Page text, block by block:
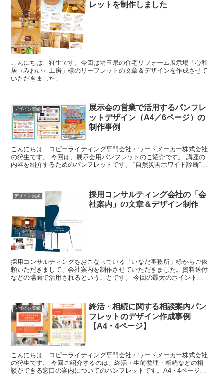
レットを制作しました
こんにちは、狩生です。今回は埼玉県の住宅リフォーム展示場「心和
居（みわい）工房」様のリーフレットの文章＆デザインを作成させて
いただきました。
デザイン実績
展示会の営業で活用するパンフレ
ットデザイン（A4／6ページ）の
制作事例
こんにちは、コピーライティング専門会社・ワードメーカー株式会社
の狩生です。 今回は、展示会用パンフレットのご紹介です。 講座の
内容を紹介するためのパンフレットです。 “自然災害ホワイト診断”と
デザイン実績
採用コンサルティング会社の「会
社案内」の文章＆デザイン制作
採用コンサルティングをおこなっている「いなだ事務所」様からご依
頼いただきまして、会社案内を制作させていただきました。資料送付
などの場面で活用されるということです。 今回の最大のポイントは
デザイン実績
終活・相続に関する相談案内パン
フレットのデザイン作成事例
【A4・4ページ】
こんにちは、コピーライティング専門会社・ワードメーカー株式会社
の狩生です。 今回ご紹介するのは、終活・生前整理・相続などの相
談ができる窓口の案内についてのパンフレットです。A4・4ページパ